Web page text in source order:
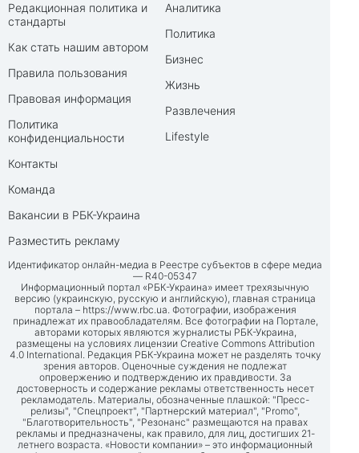
Редакционная политика и
стандарты
Как стать нашим автором
Правила пользования
Правовая информация
Политика
конфиденциальности
Контакты
Команда
Вакансии в РБК-Украина
Разместить рекламу
Аналитика
Политика
Бизнес
Жизнь
Развлечения
Lifestyle
Идентификатор онлайн-медиа в Реестре субъектов в сфере медиа
— R40-05347
Информационный портал «РБК-Украина» имеет трехязычную
версию (украинскую, русскую и английскую), главная страница
портала – https://www.rbc.ua. Фотографии, изображения
принадлежат их правообладателям. Все фотографии на Портале,
авторами которых являются журналисты РБК-Украина,
размещены на условиях лицензии Creative Commons Attribution
4.0 International. Редакция РБК-Украина может не разделять точку
зрения авторов. Оценочные суждения не подлежат
опровержению и подтверждению их правдивости. За
достоверность и содержание рекламы ответственность несет
рекламодатель. Материалы, обозначенные плашкой: "Пресс-
релизы", "Спецпроект", "Партнерский материал", "Promo",
"Благотворительность", "Резонанс" размещаются на правах
рекламы и предназначены, как правило, для лиц, достигших 21-
летнего возраста. «Новости компании» – это информационный